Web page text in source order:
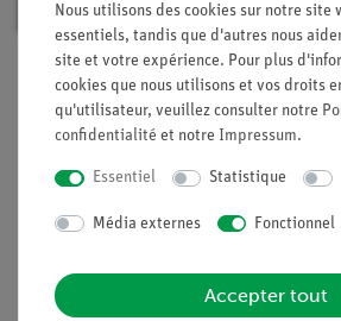
Description
Principe
En utilisant deux pendules couplés, les
En outre, ils doivent mesurer les
Nous utilisons des cookies sur notre site
essentiels, tandis que d'autres nous
site et votre expérience. Pour plus
cookies que nous utilisons et vos droits
qu'utilisateur, veuillez consulter notre
confidentialité et notre Impressum.
Essentiel Statistique
Média externes Fonctionnel
Accepter tout